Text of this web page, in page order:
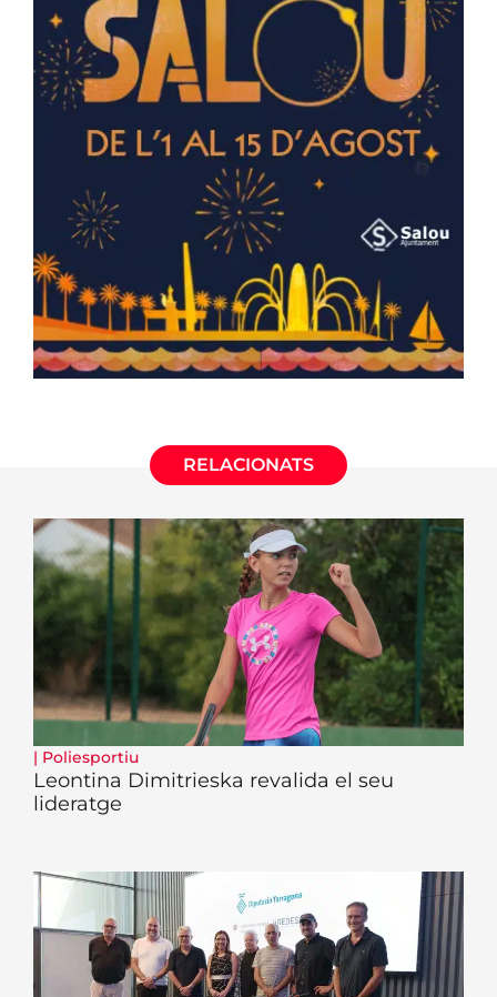
RELACIONATS
| Poliesportiu
Leontina Dimitrieska revalida el seu
lideratge